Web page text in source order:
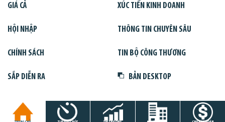
GIÁ CẢ XÚC TIẾN KINH DOANH
HỘI NHẬP THÔNG TIN CHUYÊN SÂU
CHÍNH SÁCH TIN BỘ CÔNG THƯƠNG
SẮP DIỄN RA BẢN DESKTOP